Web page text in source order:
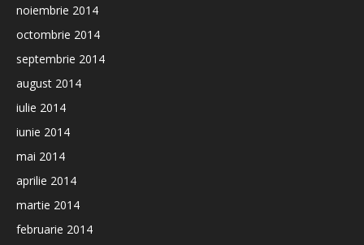
noiembrie 2014
octombrie 2014
septembrie 2014
august 2014
iulie 2014
iunie 2014
mai 2014
aprilie 2014
martie 2014
februarie 2014